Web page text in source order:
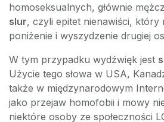
homoseksualnych, głównie
slur, czyli epitet nienawiści, który
poniżenie i wyszydzenie drugiej
W tym przypadku wydźwięk jest
Użycie tego słowa w USA,
także w międzynarodowym
jako przejaw homofobii i mowy
niektóre osoby ze społeczności